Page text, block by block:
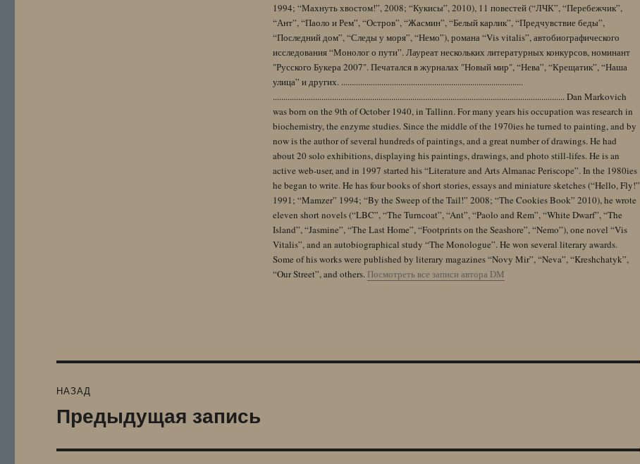
1994; “Махнуть хвостом!”, 2008; “Кукисы”, 2010), 11 повестей (“ЛЧК”, “Перебежчик”,
“Ант”, “Паоло и Рем”, “Остров”, “Жасмин”, “Белый карлик”, “Предчувствие беды”,
“Последний дом”, “Следы у моря”, “Немо”), романа “Vis vitalis”, автобиографического
исследования “Монолог о пути”. Лауреат нескольких литературных конкурсов, номинант
"Русского Букера 2007". Печатался в журналах "Новый мир", “Нева”, “Крещатик”, “Наша
улица” и других. ......................................................................................
.......................................................................................................................................... Dan Markovich
was born on the 9th of October 1940, in Tallinn. For many years his occupation was research in
biochemistry, the enzyme studies. Since the middle of the 1970ies he turned to painting, and by
now is the author of several hundreds of paintings, and a great number of drawings. He had
about 20 solo exhibitions, displaying his paintings, drawings, and photo still-lifes. He is an
active web-user, and in 1997 started his “Literature and Arts Almanac Periscope”. In the 1980ies
he began to write. He has four books of short stories, essays and miniature sketches (“Hello, Fly!”
1991; “Mamzer” 1994; “By the Sweep of the Tail!” 2008; “The Cookies Book” 2010), he wrote
eleven short novels (“LBC”, “The Turncoat”, “Ant”, “Paolo and Rem”, “White Dwarf”, “The
Island”, “Jasmine”, “The Last Home”, “Footprints on the Seashore”, “Nemo”), one novel “Vis
Vitalis”, and an autobiographical study “The Monologue”. He won several literary awards.
Some of his works were published by literary magazines “Novy Mir”, “Neva”, “Kreshchatyk”,
“Our Street”, and others. Посмотреть все записи автора DM
по
НАЗАД
Предыдущая
запись:
Предыдущая запись